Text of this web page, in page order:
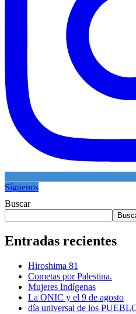
Síguenos
Buscar
Entradas recientes
Hiroshima 81
Cometas por Palestina.
Mujeres Indígenas
La ONIC y el 9 de agosto
día universal de los